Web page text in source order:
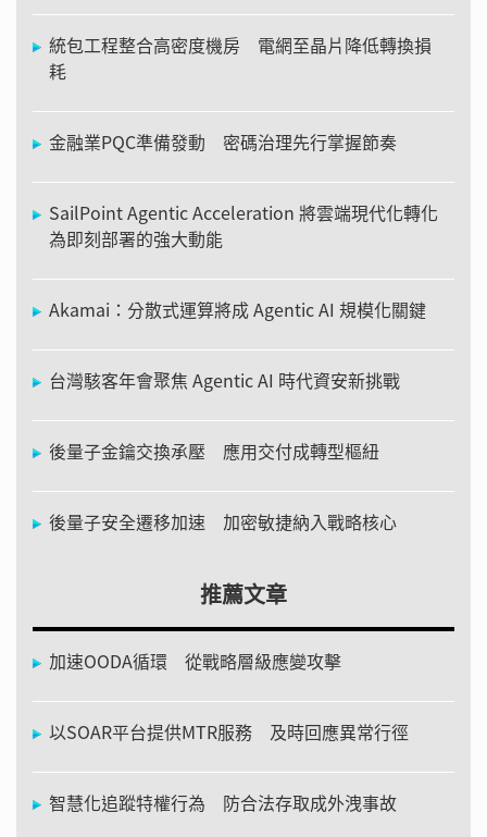
統包工程整合高密度機房 電網至晶片降低轉換損
耗
金融業PQC準備發動 密碼治理先行掌握節奏
SailPoint Agentic Acceleration 將雲端現代化轉化
為即刻部署的強大動能
Akamai：分散式運算將成 Agentic AI 規模化關鍵
台灣駭客年會聚焦 Agentic AI 時代資安新挑戰
後量子金鑰交換承壓 應用交付成轉型樞紐
後量子安全遷移加速 加密敏捷納入戰略核心
推薦文章
加速OODA循環 從戰略層級應變攻擊
以SOAR平台提供MTR服務 及時回應異常行徑
智慧化追蹤特權行為 防合法存取成外洩事故